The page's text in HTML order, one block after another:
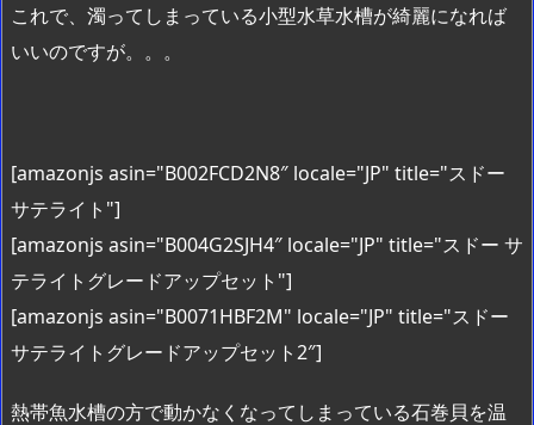
これで、濁ってしまっている小型水草水槽が綺麗になれば
いいのですが。。。
[amazonjs asin="B002FCD2N8″ locale="JP" title="スドー
サテライト"]
[amazonjs asin="B004G2SJH4″ locale="JP" title="スドー サ
テライトグレードアップセット"]
[amazonjs asin="B0071HBF2M" locale="JP" title="スドー
サテライトグレードアップセット2″]
熱帯魚水槽の方で動かなくなってしまっている石巻貝を温